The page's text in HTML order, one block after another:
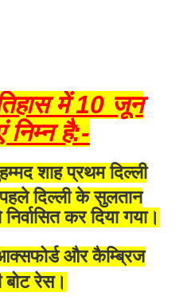
में 10 जून
निम्न है:-
शाह प्रथम दिल्ली
दिल्ली के सुलतान
कर दिया गया।
और कैम्ब्रिज
बोट रेस।